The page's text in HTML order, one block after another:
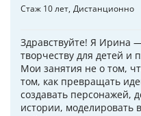
Стаж 10 лет Дистанционно
Здравствуйте! Я Ирина
творчеству для детей и
Мои занятия не о том,
том, как превращать
создавать персонажей,
истории, моделировать